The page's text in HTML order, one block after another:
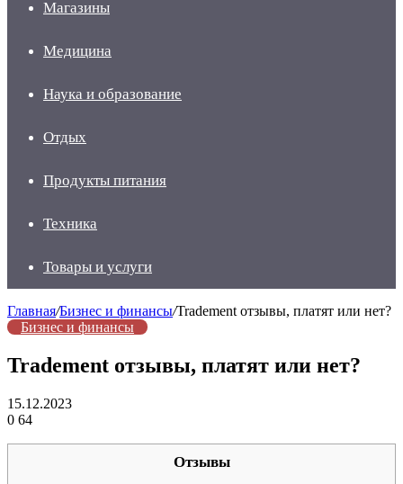
Магазины
Медицина
Наука и образование
Отдых
Продукты питания
Техника
Товары и услуги
Главная/Бизнес и финансы/Tradement отзывы, платят или нет?
Бизнес и финансы
Tradement отзывы, платят или нет?
15.12.2023
0 64
Отзывы